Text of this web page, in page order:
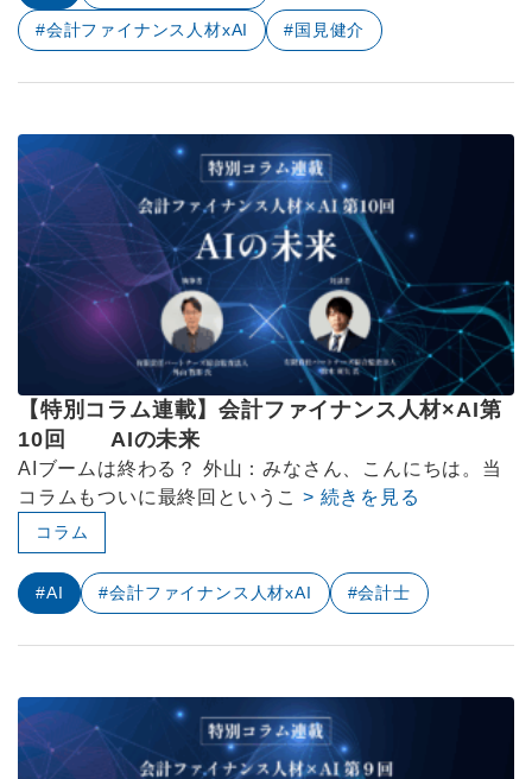
#会計ファイナンス人材xAI #国見健介
【特別コラム連載】会計ファイナンス人材×AI第
10回 AIの未来
AIブームは終わる？ 外山：みなさん、こんにちは。当
コラムもついに最終回というこ > 続きを見る
コラム
#AI #会計ファイナンス人材xAI #会計士